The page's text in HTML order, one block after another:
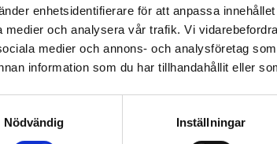
enhetsidentifierare för att anpassa
medier och analysera vår trafik. Vi
medier och annons- och analysföretag
information som du har tillhandahållit eller
Nödvändig
Inställningar
Krom molybden